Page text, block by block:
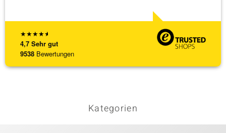
★★★★★
4,7 Sehr gut
9538 Bewertungen
Kategorien